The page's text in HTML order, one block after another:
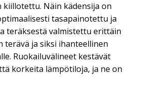
kiillotettu. Näin kädensija on
tasapainotettu ja
teräksestä valmistettu erittäin
terävä ja siksi ihanteellinen
Ruokailuvälineet kestävät
korkeita lämpötiloja, ja ne on